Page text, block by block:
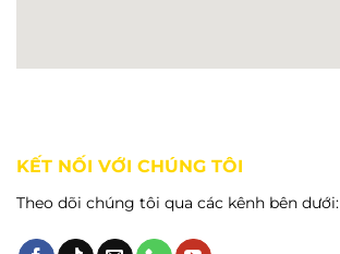
KẾT NỐI VỚI CHÚNG TÔI
Theo dõi chúng tôi qua các kênh bên dưới: